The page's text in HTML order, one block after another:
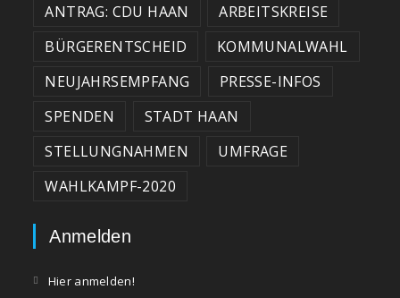
ANTRAG: CDU HAAN
ARBEITSKREISE
BÜRGERENTSCHEID
KOMMUNALWAHL
NEUJAHRSEMPFANG
PRESSE-INFOS
SPENDEN
STADT HAAN
STELLUNGNAHMEN
UMFRAGE
WAHLKAMPF-2020
Anmelden
Hier anmelden!